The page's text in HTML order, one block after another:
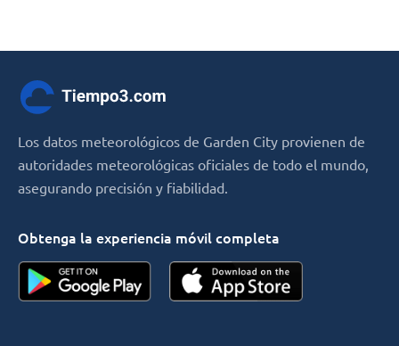
Los datos meteorológicos de Garden City provienen de
autoridades meteorológicas oficiales de todo el mundo,
asegurando precisión y fiabilidad.
Obtenga la experiencia móvil completa